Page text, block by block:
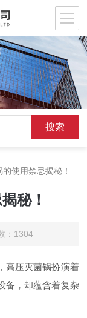
使用禁忌揭秘！
秘！
：1304
压灭菌锅扮演着
备，却蕴含着复杂